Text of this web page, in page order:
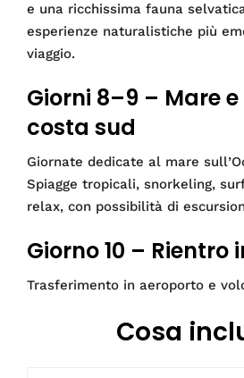
e una ricchissima fauna
esperienze naturalistiche più
viaggio.
Giorni 8–9 – Mare
costa sud
Giornate dedicate al mare
Spiagge tropicali, snorkeling,
relax, con possibilità di
Giorno 10 – Rientro
Trasferimento in aeroporto e
Cosa